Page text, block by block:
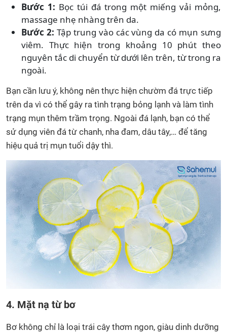
Bước 1: Bọc túi đá trong một miếng vải mỏng,
massage nhẹ nhàng trên da.
Bước 2: Tập trung vào các vùng da có mụn sưng
viêm. Thực hiện trong khoảng 10 phút theo
nguyên tắc di chuyển từ dưới lên trên, từ trong ra
ngoài.
Bạn cần lưu ý, không nên thực hiện chườm đá trực tiếp
trên da vì có thể gây ra tình trạng bỏng lạnh và làm tình
trạng mụn thêm trầm trọng. Ngoài đá lạnh, bạn có thể
sử dụng viên đá từ chanh, nha đam, dâu tây,… để tăng
hiệu quả trị mụn tuổi dậy thì.
4. Mặt nạ từ bơ
Bơ không chỉ là loại trái cây thơm ngon, giàu dinh dưỡng